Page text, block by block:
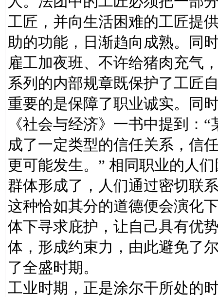
工匠，并向生活困难的工匠提
助的功能，日渐趋向成熟。同
雇工加夜班、不许给猪肉充气
系列的内部规章既保护了工匠
重要的是保障了职业诚实。同
《社会与经济》一书中提到：
成了一定类型的信任关系，信
更可能发生。” 相同职业的人
群体形成了，人们通过密切联
这种恰如其分的道德便会演化
体下寻求庇护，让自己具有优
体，形成约束力，由此避免了
了全盛时期。
工业时期，正是涂尔干所处的